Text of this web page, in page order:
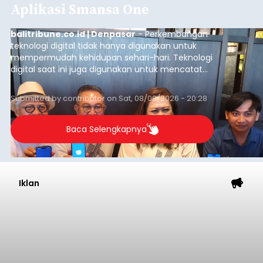
Aplikasi Smansa One
balitribune.co.id | Denpasar- Perkembangan
teknologi digital tidak hanya digunakan untuk
mempermudah kehidupan sehari-hari. Teknologi
digital saat ini juga digunakan untuk mencatat
dan mengelola data base alumni dari suatu
sekolah, salah satunya adalah alumni SMA 1
Denpasar.
Submitted bycontributoron Sat, 08/08/2026 - 20:28
Baca Selengkapnya
Iklan